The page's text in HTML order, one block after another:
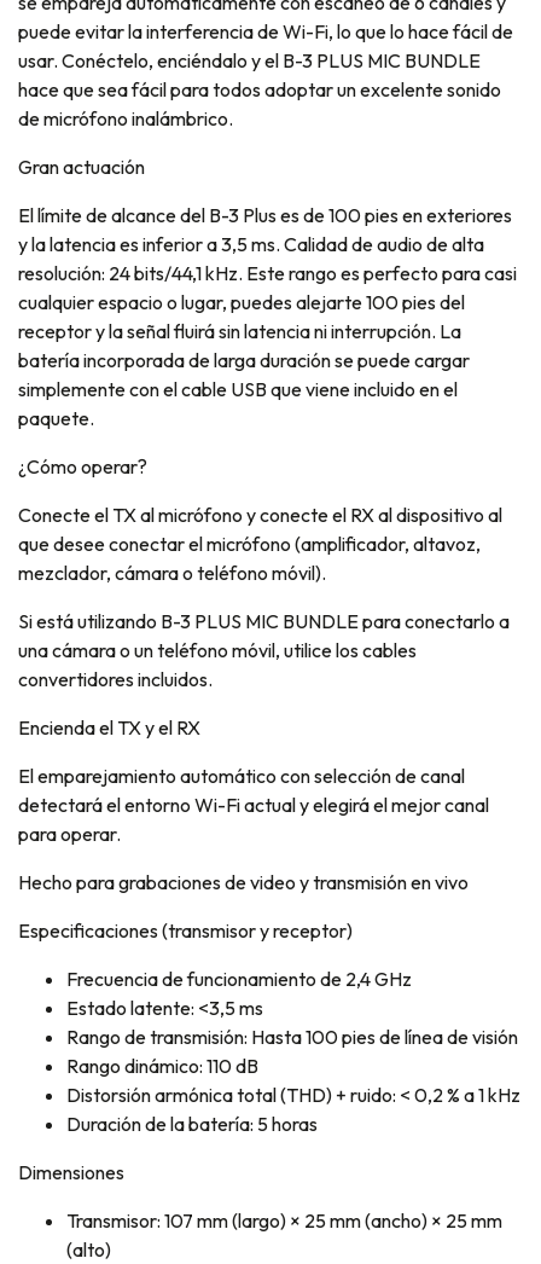
puede evitar la interferencia de Wi-Fi, lo que lo hace fácil de
usar. Conéctelo, enciéndalo y el B-3 PLUS MIC BUNDLE
hace que sea fácil para todos adoptar un excelente sonido
de micrófono inalámbrico.
Gran actuación
El límite de alcance del B-3 Plus es de 100 pies en exteriores
y la latencia es inferior a 3,5 ms. Calidad de audio de alta
resolución: 24 bits/44,1 kHz. Este rango es perfecto para casi
cualquier espacio o lugar, puedes alejarte 100 pies del
receptor y la señal fluirá sin latencia ni interrupción. La
batería incorporada de larga duración se puede cargar
simplemente con el cable USB que viene incluido en el
paquete.
¿Cómo operar?
Conecte el TX al micrófono y conecte el RX al dispositivo al
que desee conectar el micrófono (amplificador, altavoz,
mezclador, cámara o teléfono móvil).
Si está utilizando B-3 PLUS MIC BUNDLE para conectarlo a
una cámara o un teléfono móvil, utilice los cables
convertidores incluidos.
Encienda el TX y el RX
El emparejamiento automático con selección de canal
detectará el entorno Wi-Fi actual y elegirá el mejor canal
para operar.
Hecho para grabaciones de video y transmisión en vivo
Especificaciones (transmisor y receptor)
Frecuencia de funcionamiento de 2,4 GHz
Estado latente: <3,5 ms
Rango de transmisión: Hasta 100 pies de línea de visión
Rango dinámico: 110 dB
Distorsión armónica total (THD) + ruido: < 0,2 % a 1 kHz
Duración de la batería: 5 horas
Dimensiones
Transmisor: 107 mm (largo) × 25 mm (ancho) × 25 mm
(alto)